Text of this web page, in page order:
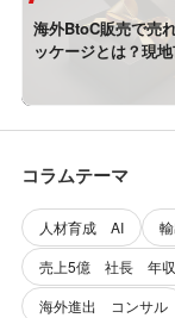
海外BtoC販売で売
ッケージとは？現
費者に選ばれるデザ
コラムテーマ
人材育成 AI
売上5億 社長 年収
海外進出 コンサル